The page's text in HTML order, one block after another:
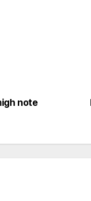
note